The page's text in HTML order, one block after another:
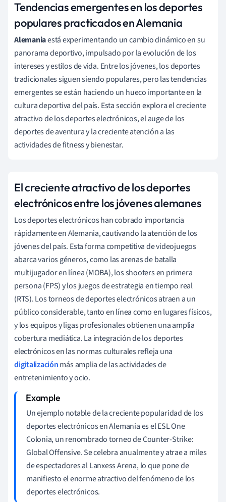
Tendencias emergentes en los deportes
populares practicados en Alemania
Alemaniaestá experimentando un cambio dinámico en su
panorama deportivo, impulsado por la evolución de los
intereses y estilos de vida. Entre los jóvenes, los deportes
tradicionales siguen siendo populares, pero las tendencias
emergentes se están haciendo un hueco importante en la
cultura deportiva del país. Esta sección explora el creciente
atractivo de los deportes electrónicos, el auge de los
deportes de aventura y la creciente atención a las
actividades de fitness y bienestar.
El creciente atractivo de los deportes
electrónicos entre los jóvenes alemanes
Los deportes electrónicos han cobrado importancia
rápidamente en Alemania, cautivando la atención de los
jóvenes del país. Esta forma competitiva de videojuegos
abarca varios géneros, como las arenas de batalla
multijugador en línea (MOBA), los shooters en primera
persona (FPS) y los juegos de estrategia en tiempo real
(RTS). Los torneos de deportes electrónicos atraen a un
público considerable, tanto en línea como en lugares físicos,
y los equipos y ligas profesionales obtienen una amplia
cobertura mediática. La integración de los deportes
electrónicos en las normas culturales refleja una
digitalizaciónmás amplia de las actividades de
entretenimiento y ocio.
Un ejemplo notable de la creciente popularidad de los
deportes electrónicos en Alemania es el ESL One
Colonia, un renombrado torneo de Counter-Strike:
Global Offensive. Se celebra anualmente y atrae a miles
de espectadores al Lanxess Arena, lo que pone de
manifiesto el enorme atractivo del fenómeno de los
deportes electrónicos.